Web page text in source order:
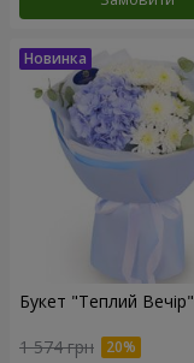
Букет "Теплий Вечір"
1 574 грн